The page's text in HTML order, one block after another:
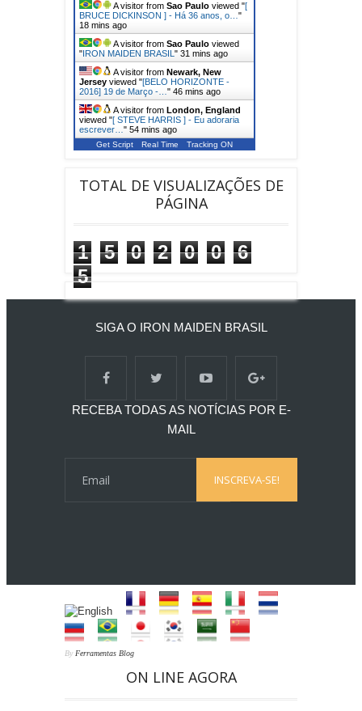
A visitor from Sao Paulo viewed "[
BRUCE DICKINSON ] - Há 36 anos, o… "
18 mins ago
A visitor from Sao Paulo viewed
"IRON MAIDEN BRASIL " 31 mins ago
A visitor from Newark, New
Jersey viewed "[BELO HORIZONTE -
2016] 19 de Março -… " 46 mins ago
A visitor from London, England
viewed "[ STEVE HARRIS ] - Eu adoraria
escrever… " 54 mins ago
Get Script Real Time Tracking ON
TOTAL DE VISUALIZAÇÕES DE
PÁGINA
1 5 0 2 0 0
6
5
SIGA O IRON MAIDEN BRASIL
RECEBA TODAS AS NOTÍCIAS POR E-
MAIL
By Ferramentas Blog
ON LINE AGORA